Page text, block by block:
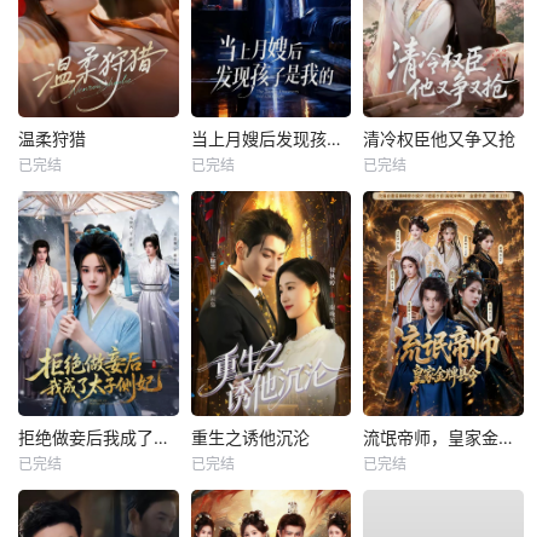
温柔狩猎
已完结
当上月嫂后发现孩子是我的
已完结
清冷权臣他又争又抢
已完结
拒绝做妾后我成了太子侧妃
已完结
重生之诱他沉沦
已完结
流氓帝师，皇家金牌县令
已完结